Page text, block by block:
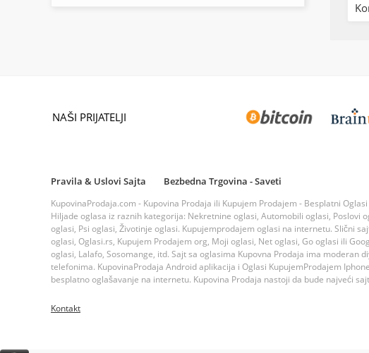
NAŠI PRIJATELJI
Pravila & Uslovi Sajta Bezbedna Trgovina - Saveti
KupovinaProdaja.com - Kupovina Prodaja ili Kupujem Prodajem - Besplatni
Hiljade oglasa iz raznih kategorija: Nekretnine oglasi, Automobili oglasi, Poslovi
oglasi, Psi oglasi, Životinje oglasi. Kupujemprodajem oglasi na internetu. Slični
oglasi, Oglasi.rs, Kupujem Prodajem org, Moji oglasi, Net oglasi, Go oglasi ili
oglasi, Lalafo, Sosomange, itd. Sajt sa oglasima Kupovna Prodaja ima
telefonima. KupovinaProdaja Android aplikacija i Oglasi KupujemProdajem
besplatno oglašavanje na internetu. Kupovina Prodaja nastoji da bude najveći
Kontakt